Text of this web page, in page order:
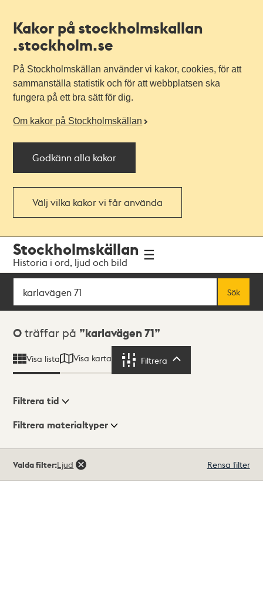
Kakor på stockholmskallan
.stockholm.se
På Stockholmskällan använder vi kakor, cookies, för att
sammanställa statistik och för att webbplatsen ska
fungera på ett bra sätt för dig.
Om kakor på Stockholmskällan
Godkänn alla kakor
Välj vilka kakor vi får använda
navigationen
huvudinnehållet
Stockholmskällan
Historia i ord, ljud och bild
Sök
Sök
Sökresultat
0 träffar på karlavägen 71
Visa lista Visa karta Filtrera
Visningsläge
Filtrera tid
Filtrera materialtyper
träffar
Valda filter:Ljud Rensa filter